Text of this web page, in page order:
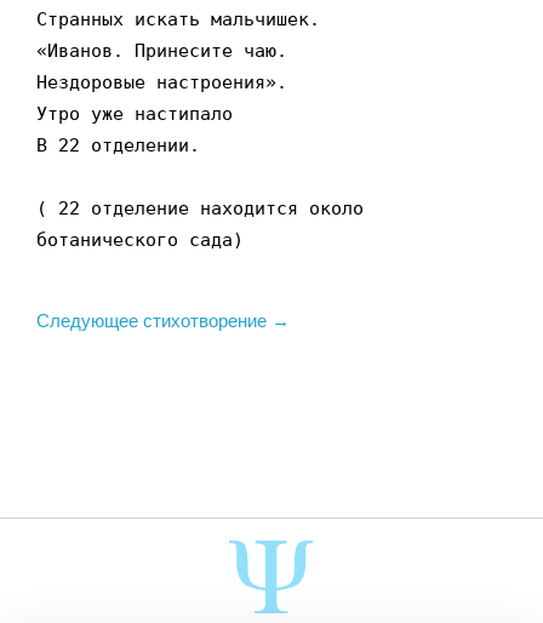
Странных искать мальчишек.
«Иванов. Принесите чаю.
Нездоровые настроения».
Утро уже настипало
В 22 отделении.
( 22 отделение находится около
ботанического сада)
Следующее стихотворение →